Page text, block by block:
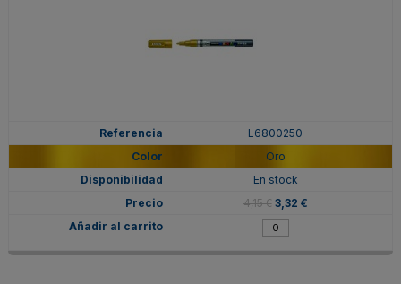
L6800250
Oro
En stock
4,15 € 3,32 €